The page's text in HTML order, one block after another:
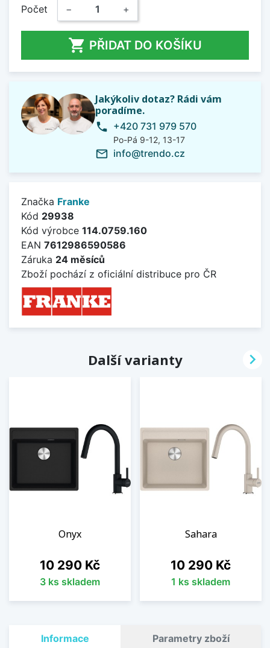
Počet − +
 PŘIDAT DO KOŠÍKU
Jakýkoliv dotaz? Rádi vám
poradíme.
phone +420 731 979 570
Po-Pá 9-12, 13-17
mail_outline info@trendo.cz
Značka Franke
Kód 29938
Kód výrobce 114.0759.160
EAN 7612986590586
Záruka 24 měsíců
Zboží pochází z oficiální distribuce pro ČR
Další varianty
Onyx
Cena
10 290 Kč
3 ks skladem
Sahara
Cena
10 290 Kč
1 ks skladem

Informace Parametry zboží